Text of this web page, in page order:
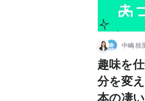
中嶋 枝
趣味を
分を変
本の凄